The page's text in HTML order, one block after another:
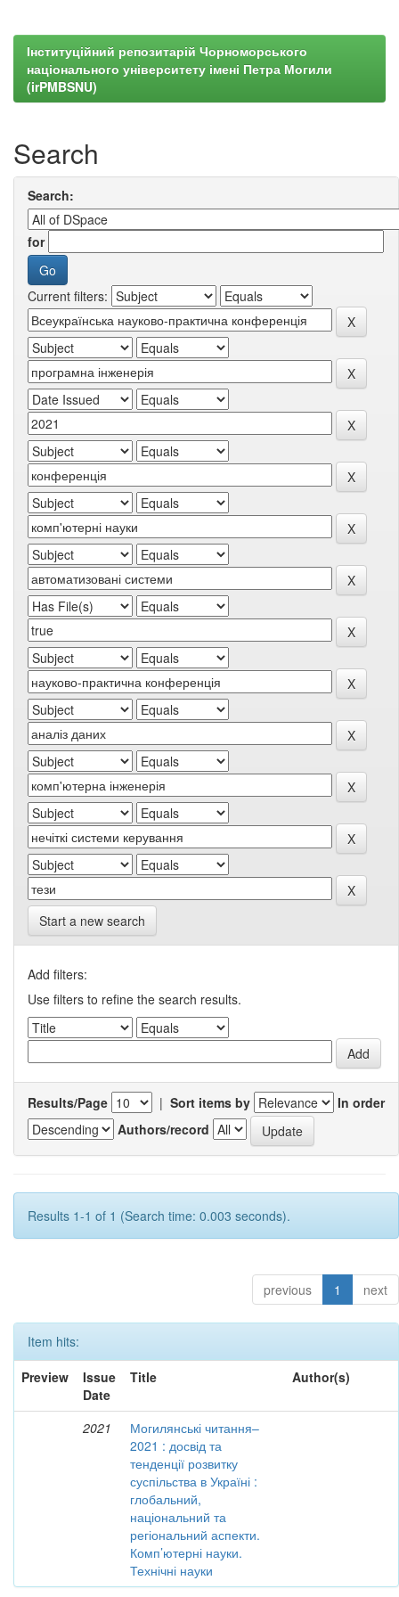
Інституційний репозитарій Чорноморського
національного університету імені Петра Могили
(irPMBSNU)
Search
Search:
for
Current filters:
Start a new search
Add filters:
Use filters to refine the search results.
Results/Page | Sort items by
In order
Authors/record
Results 1-1 of 1 (Search time: 0.003 seconds).
previous 1 next
Item hits:
Preview
Issue
Date
Title Author(s)
2021
Могилянські читання–
2021 : досвід та
тенденції розвитку
суспільства в Україні :
глобальний,
національний та
регіональний аспекти.
Комп’ютерні науки.
Технічні науки